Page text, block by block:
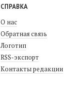
СПРАВКА
О нас
Обратная связь
Логотип
RSS-экспорт
Контакты редакции